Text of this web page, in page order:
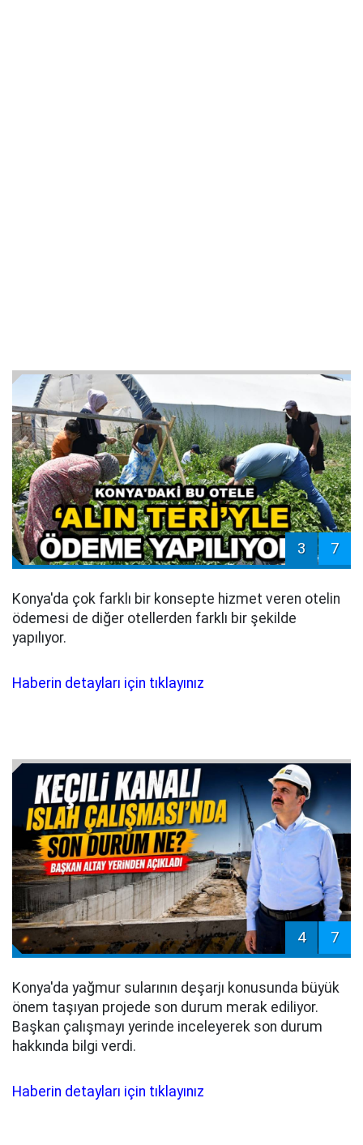
3 7
Konya'da çok farklı bir konsepte hizmet veren otelin
ödemesi de diğer otellerden farklı bir şekilde
yapılıyor.
Haberin detayları için tıklayınız
4 7
Konya'da yağmur sularının deşarjı konusunda büyük
önem taşıyan projede son durum merak ediliyor.
Başkan çalışmayı yerinde inceleyerek son durum
hakkında bilgi verdi.
Haberin detayları için tıklayınız